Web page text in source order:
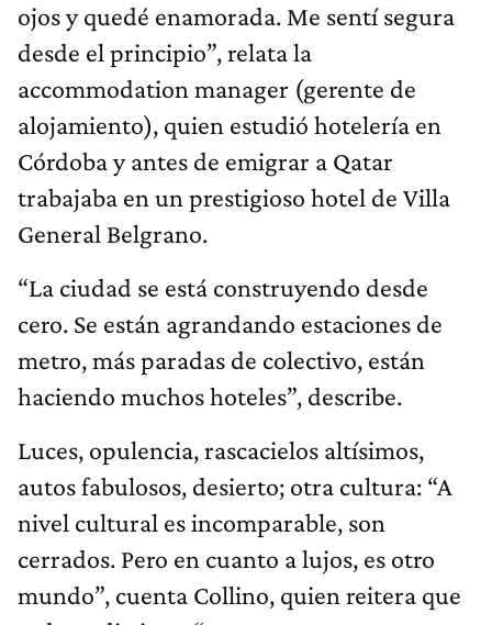
ojos y quedé enamorada. Me sentí segura
desde el principio”, relata la
accommodation manager (gerente de
alojamiento), quien estudió hotelería en
Córdoba y antes de emigrar a Qatar
trabajaba en un prestigioso hotel de Villa
General Belgrano.
“La ciudad se está construyendo desde
cero. Se están agrandando estaciones de
metro, más paradas de colectivo, están
haciendo muchos hoteles”, describe.
Luces, opulencia, rascacielos altísimos,
autos fabulosos, desierto; otra cultura: “A
nivel cultural es incomparable, son
cerrados. Pero en cuanto a lujos, es otro
mundo”, cuenta Collino, quien reitera que